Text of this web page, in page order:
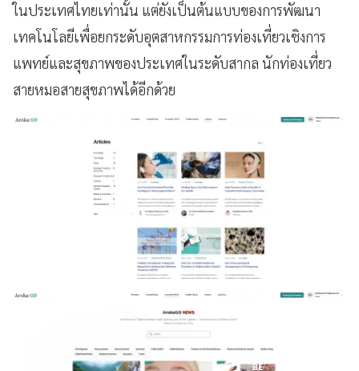
ในประเทศไทยเท่านั้น แต่ยังเป็นต้นแบบของการพัฒนา
เทคโนโลยีเพื่อยกระดับอุตสาหกรรมการท่องเที่ยวเชิงการ
แพทย์และสุขภาพของประเทศในระดับสากล นักท่องเที่ยว
สายหมอสายสุขภาพได้อีกด้วย